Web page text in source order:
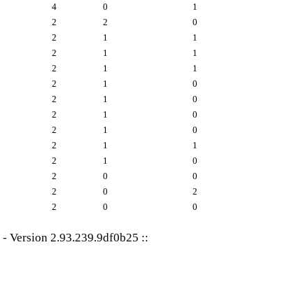
4 0 1
2 2 0
2 1 1
2 1 1
2 1 1
2 1 0
2 1 0
2 1 0
2 1 0
2 1 1
2 1 0
2 0 0
2 0 2
2 0 0
- Version 2.93.239.9df0b25 ::